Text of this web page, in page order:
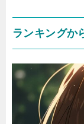
ランキングか